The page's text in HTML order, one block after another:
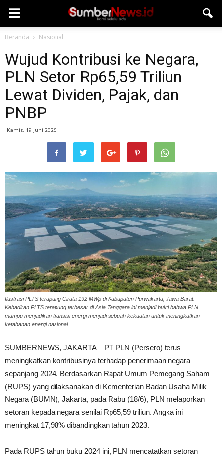
Beranda Nasional
Wujud Kontribusi ke Negara,
PLN Setor Rp65,59 Triliun
Lewat Dividen, Pajak, dan
PNBP
Kamis, 19 Juni 2025
Ilustrasi PLTS terapung Cirata 192 MWp di Kabupaten Purwakarta, Jawa Barat.
Kehadiran PLTS terapung terbesar di Asia Tenggara ini menjadi bukti bahwa PLN
mampu menjadikan transisi energi menjadi sebuah kekuatan untuk meningkatkan
ketahanan energi nasional.
SUMBERNEWS, JAKARTA – PT PLN (Persero) terus
meningkatkan kontribusinya terhadap penerimaan negara
sepanjang 2024. Berdasarkan Rapat Umum Pemegang Saham
(RUPS) yang dilaksanakan di Kementerian Badan Usaha Milik
Negara (BUMN), Jakarta, pada Rabu (18/6), PLN melaporkan
setoran kepada negara senilai Rp65,59 triliun. Angka ini
meningkat 17,98% dibandingkan tahun 2023.
Pada RUPS tahun buku 2024 ini, PLN mencatatkan setoran